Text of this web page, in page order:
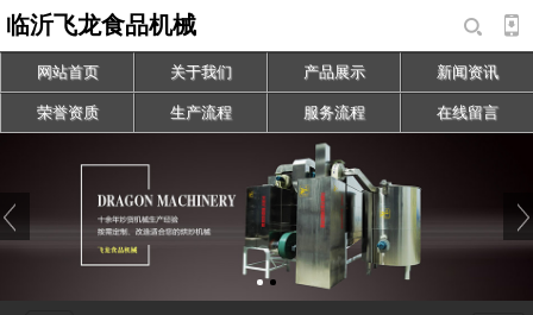
临沂飞龙食品机械
网站首页 关于我们 产品展示 新闻资讯
荣誉资质 生产流程 服务流程 在线留言